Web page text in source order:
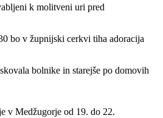
k molitveni uri pred
bo v župnijski cerkvi tiha adoracija
bolnike in starejše po domovih
v Medžugorje od 19. do 22.